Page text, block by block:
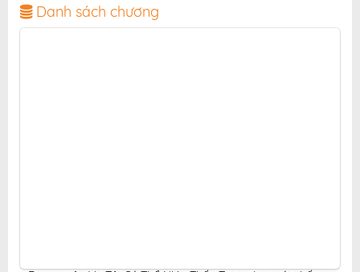
trải nghiệm đọc truyện hấp dẫn, tiện lợi, hoàn toàn
miễn phí cho độc giả yêu thích truyện tranh online.
Danh sách chương